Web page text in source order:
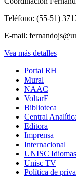
Teléfono: (55-51)
E-mail:
Vea más detalles
Portal RH
Mural
NAAC
VoltarE
Biblioteca
Central
Editora
Imprensa
Internacional
UNISC Idiomas
Unisc TV
Política de